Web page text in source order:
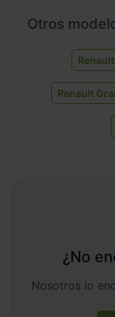
Otros
Renault
¿No
Nosotros lo